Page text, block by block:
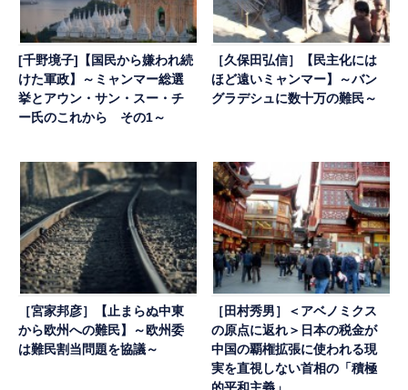
[千野境子]【国民から嫌われ続
けた軍政】～ミャンマー総選
挙とアウン・サン・スー・チ
ー氏のこれから その1～
［久保田弘信］【民主化には
ほど遠いミャンマー】～バン
グラデシュに数十万の難民～
［宮家邦彦］【止まらぬ中東
から欧州への難民】～欧州委
は難民割当問題を協議～
［田村秀男］＜アベノミクス
の原点に返れ＞日本の税金が
中国の覇権拡張に使われる現
実を直視しない首相の「積極